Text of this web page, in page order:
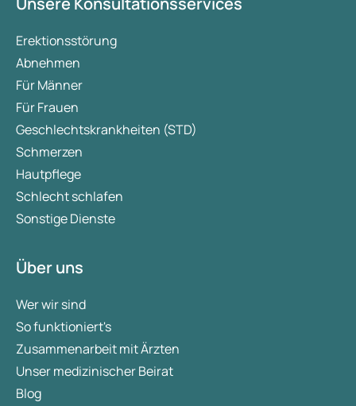
Erektionsstörung
Abnehmen
Für Männer
Für Frauen
Geschlechtskrankheiten (STD)
Schmerzen
Hautpflege
Schlecht schlafen
Sonstige Dienste
Über uns
Wer wir sind
So funktioniert's
Zusammenarbeit mit Ärzten
Unser medizinischer Beirat
Blog